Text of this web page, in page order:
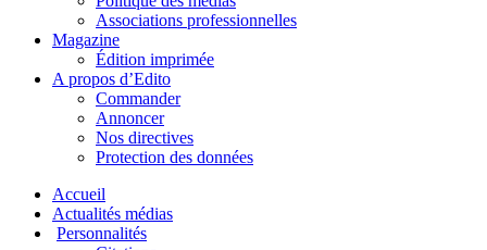
Associations professionnelles
Magazine
Édition imprimée
A propos d’Edito
Commander
Annoncer
Nos directives
Protection des données
Accueil
Actualités médias
Personnalités